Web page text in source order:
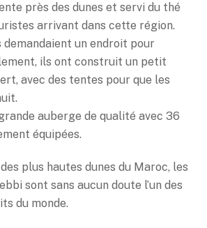
près des dunes et servi du thé
arrivant dans cette région.
demandaient un endroit pour
ils ont construit un petit
avec des tentes pour que les
auberge de qualité avec 36
équipées.
plus hautes dunes du Maroc, les
sont sans aucun doute l’un des
du monde.